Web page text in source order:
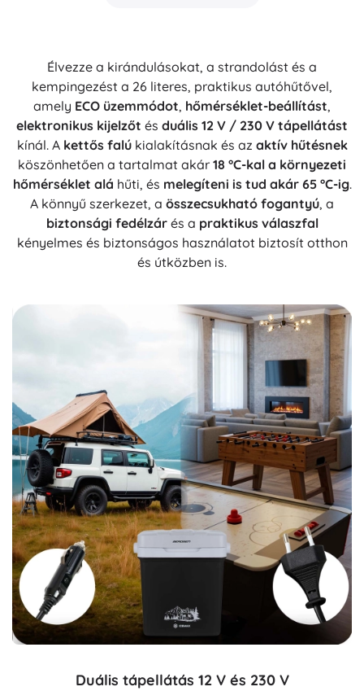
Élvezze a kirándulásokat, a strandolást és a
kempingezést a 26 literes, praktikus autóhűtővel,
amely ECO üzemmódot, hőmérséklet-beállítást,
elektronikus kijelzőt és duális 12 V / 230 V tápellátást
kínál. A kettős falúkialakításnak és az aktív hűtésnek
köszönhetően a tartalmat akár 18 °C-kal a környezeti
hőmérséklet alá hűti, és melegíteni is tud akár 65 °C-ig.
A könnyű szerkezet, a összecsukható fogantyú, a
biztonsági fedélzárés a praktikus válaszfal
kényelmes és biztonságos használatot biztosít otthon
és útközben is.
Duális tápellátás 12 V és 230 V